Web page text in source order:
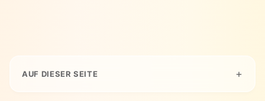
AUF DIESER SEITE